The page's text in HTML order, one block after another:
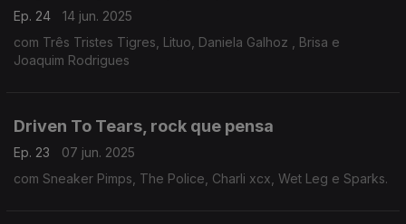
Ep. 24
14 jun. 2025
com Três Tristes Tigres, Lituo, Daniela Galhoz , Brisa e
Joaquim Rodrigues
Driven To Tears, rock que pensa
Ep. 23
07 jun. 2025
com Sneaker Pimps, The Police, Charli xcx, Wet Leg e Sparks.